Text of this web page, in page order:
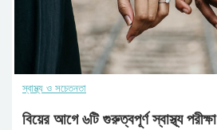
স্বাস্থ্য ও সচেতনতা
বিয়ের আগে ৬টি গুরুত্বপূর্ণ স্বাস্থ্য পরীক্ষা